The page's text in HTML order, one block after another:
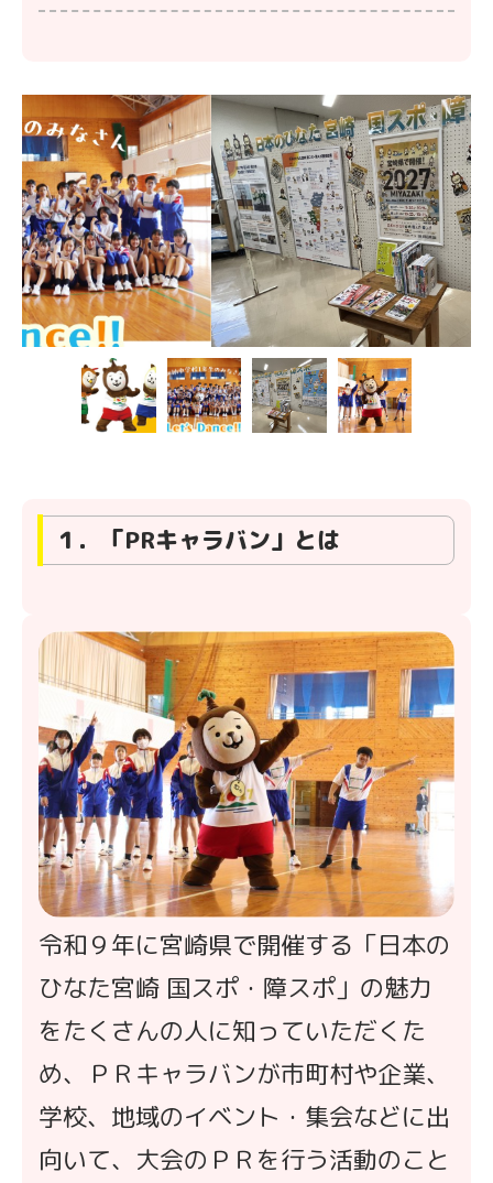
１．「PRキャラバン」とは
令和９年に宮崎県で開催する「日本の
ひなた宮崎 国スポ・障スポ」の魅力
をたくさんの人に知っていただくた
め、ＰＲキャラバンが市町村や企業、
学校、地域のイベント・集会などに出
向いて、大会のＰＲを行う活動のこと